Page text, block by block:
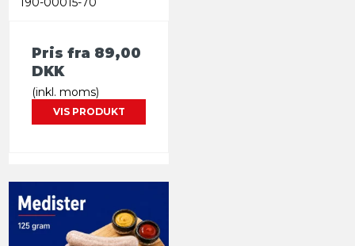
Pris fra 89,00
DKK
(inkl. moms)
VIS PRODUKT